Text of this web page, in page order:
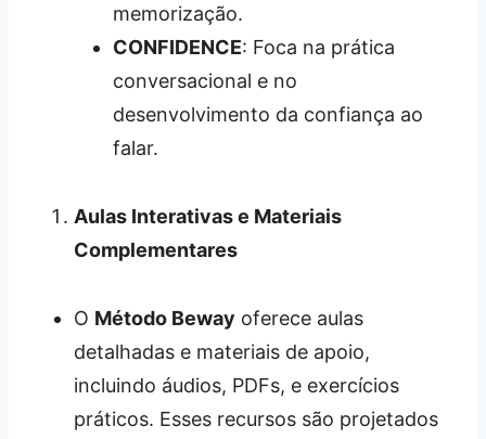
memorização.
CONFIDENCE: Foca na prática
conversacional e no
desenvolvimento da confiança ao
falar.
Aulas Interativas e Materiais
Complementares
O Método Beway oferece aulas
detalhadas e materiais de apoio,
incluindo áudios, PDFs, e exercícios
práticos. Esses recursos são projetados